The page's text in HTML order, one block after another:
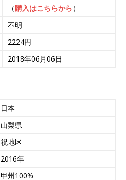
（購入はこちらから）
不明
2224円
2018年06月06日
日本
山梨県
祝地区
2016年
甲州100%